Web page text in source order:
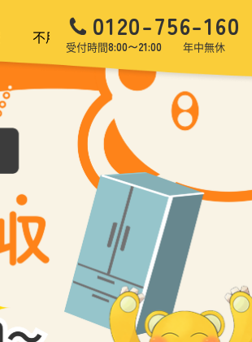
不用品回収 生前・遺品整理
0120-756-160
受付時間8:00〜21:00 年中無休